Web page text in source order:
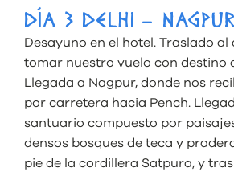
DÍA 3 DELHI –
Desayuno en el hotel. Traslado
tomar nuestro vuelo con destino
Llegada a Nagpur, donde nos
por carretera hacia Pench.
santuario compuesto por
densos bosques de teca y
pie de la cordillera Satpura, y